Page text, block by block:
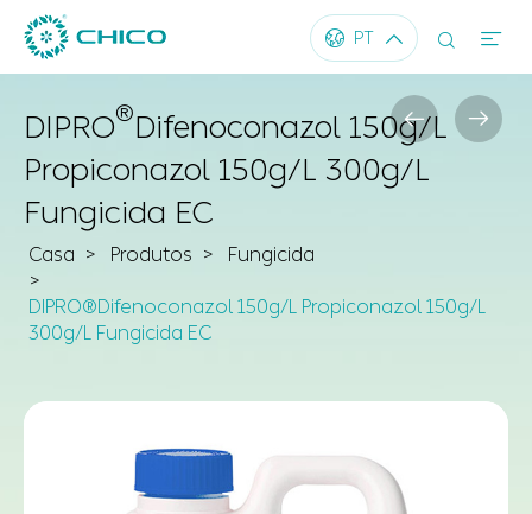
 PT   
DIPRO®Difenoconazol 150g/L
Propiconazol 150g/L 300g/L
Fungicida EC
Casa Produtos Fungicida
DIPRO®Difenoconazol 150g/L Propiconazol 150g/L
300g/L Fungicida EC
 